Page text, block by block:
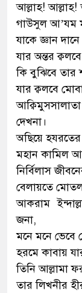
আল্লাহ! আল্লাহ!
গাউসুল আ’যম
যাকে জ্ঞান
যার অন্তর
কি বুঝিবে তার
যার ক্বলবে
দেখনা।
অছিয়ে হযরতের
মহান কামিল
নির্বিলাস
বেলায়তে
আকরাম
জনা,
মনে মনে ভেবে
হরমে কাবায়
তিনি আল্লামা
তার লিখনীর